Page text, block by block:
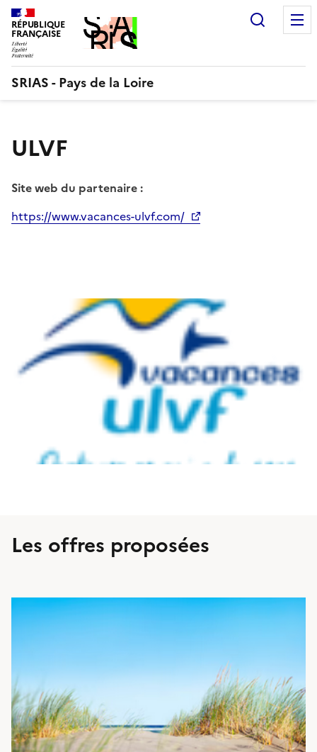
Aller
au
contenu
RÉPUBLIQUE
FRANÇAISE
SRIAS - Pays de la Loire
ULVF
Site web du partenaire :
https://www.vacances-ulvf.com/
Les offres proposées